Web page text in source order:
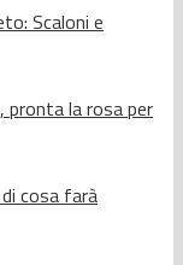
Scaloni e
pronta la rosa per
cosa farà